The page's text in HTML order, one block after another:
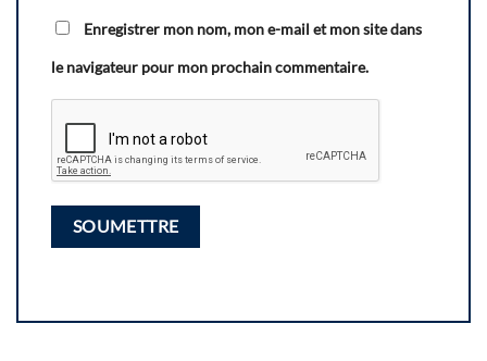
Enregistrer mon nom, mon e-mail et mon site dans
le navigateur pour mon prochain commentaire.